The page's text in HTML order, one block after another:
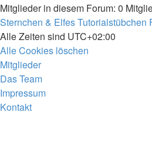
Mitglieder in diesem Forum: 0
Sternchen & Elfes Tutorialstübchen
Alle Zeiten sind UTC+02:00
Alle Cookies löschen
Mitglieder
Das Team
Impressum
Kontakt